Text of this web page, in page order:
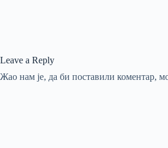
Leave a Reply
Жао нам је, да би поставили коментар,